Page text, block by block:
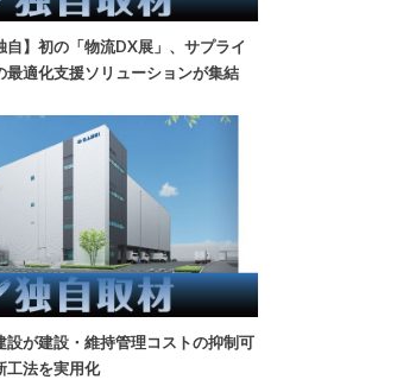
自】初の「物流DX展」、サプライ
最適化支援ソリューションが集結
設が建設・維持管理コストの抑制可
工法を実用化